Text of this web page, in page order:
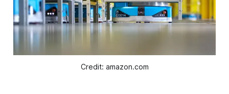
Credit: amazon.com